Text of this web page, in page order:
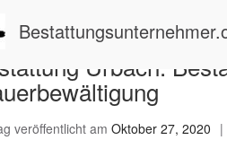
Urbach:
veröffentlicht am Oktober 27, 2020